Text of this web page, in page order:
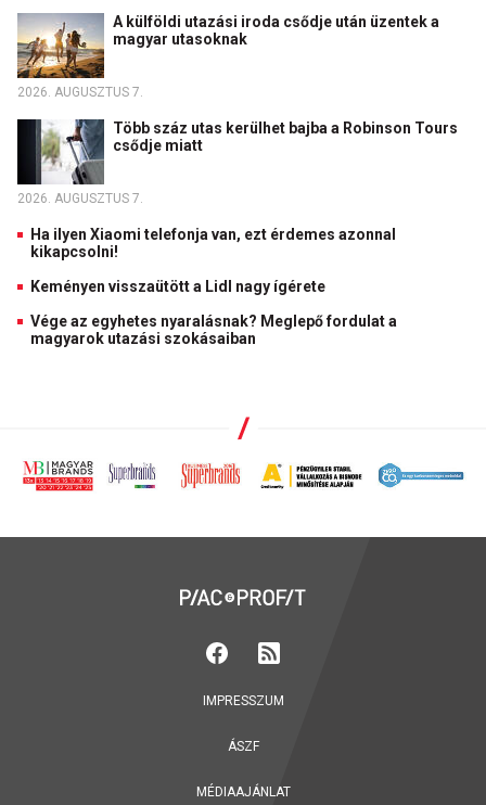
A külföldi utazási iroda csődje után üzentek a
magyar utasoknak
2026. AUGUSZTUS 7.
Több száz utas kerülhet bajba a Robinson Tours
csődje miatt
2026. AUGUSZTUS 7.
Ha ilyen Xiaomi telefonja van, ezt érdemes azonnal
kikapcsolni!
Keményen visszaütött a Lidl nagy ígérete
Vége az egyhetes nyaralásnak? Meglepő fordulat a
magyarok utazási szokásaiban
IMPRESSZUM
ÁSZF
MÉDIAAJÁNLAT